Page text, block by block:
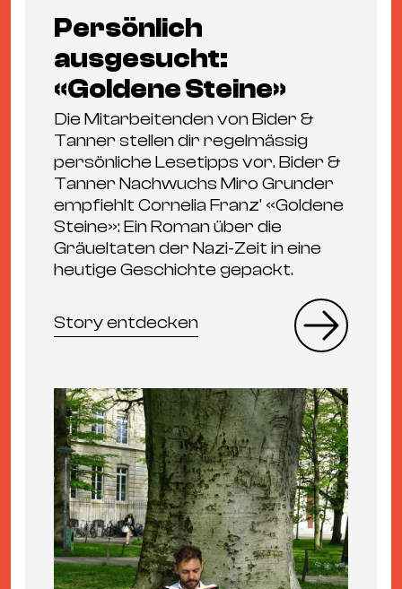
Persönlich
ausgesucht:
«Goldene Steine»
Die Mitarbeitenden von Bider &
Tanner stellen dir regelmässig
persönliche Lesetipps vor. Bider &
Tanner Nachwuchs Miro Grunder
empfiehlt Cornelia Franz' «Goldene
Steine»: Ein Roman über die
Gräueltaten der Nazi-Zeit in eine
heutige Geschichte gepackt.
Story entdecken